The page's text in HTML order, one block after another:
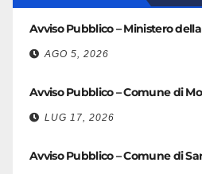
Avviso Pubblico – Ministero
AGO 5, 2026
Avviso Pubblico – Comune di
LUG 17, 2026
Avviso Pubblico – Comune di